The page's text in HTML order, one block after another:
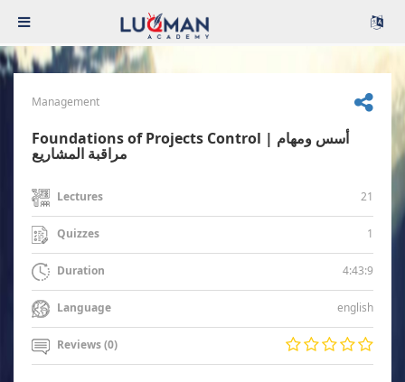
Management
Foundations of Projects Control | أسس ومهام
مراقبة المشاريع
Lectures 21
Quizzes 1
Duration 4:43:9
Language english
Reviews (0)